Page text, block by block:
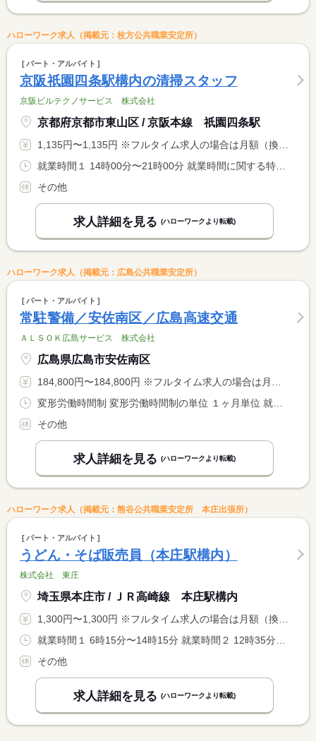
ハローワーク求人（掲載元：枚方公共職業安定所）
パート・アルバイト
京阪祇園四条駅構内の清掃スタッフ
京阪ビルテクノサービス 株式会社
京都府京都市東山区 / 京阪本線 祇園四条駅
1,135円〜1,135円 ※フルタイム求人の場合は月額（換算額）、パート求人の場合は時間額を表示しています。
その他
求人詳細を見る (ハローワークより転載)
ハローワーク求人（掲載元：広島公共職業安定所）
パート・アルバイト
常駐警備／安佐南区／広島高速交通
ＡＬＳＯＫ広島サービス 株式会社
広島県広島市安佐南区
184,800円〜184,800円 ※フルタイム求人の場合は月額（換算額）、パート求人の場合は時間額を表示しています。
その他
求人詳細を見る (ハローワークより転載)
ハローワーク求人（掲載元：熊谷公共職業安定所 本庄出張所）
パート・アルバイト
うどん・そば販売員（本庄駅構内）
株式会社 東庄
埼玉県本庄市 / ＪＲ高崎線 本庄駅構内
1,300円〜1,300円 ※フルタイム求人の場合は月額（換算額）、パート求人の場合は時間額を表示しています。
その他
求人詳細を見る (ハローワークより転載)